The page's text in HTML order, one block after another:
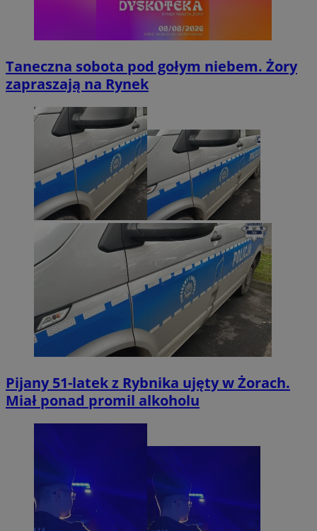
Taneczna sobota pod gołym niebem. Żory
zapraszają na Rynek
Pijany 51-latek z Rybnika ujęty w Żorach.
Miał ponad promil alkoholu